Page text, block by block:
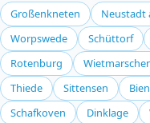
Aktivität ist oft nachts
sind, rufen Sie einen
und sichere
Menschen und
Techniker wird Sie
beraten und
Haustiere sollten
Behandlung den
Großenkneten Neustadt
Worpswede
Schüttorf
Rotenburg
Thiede
Sittensen
Schafkoven
Dinklage